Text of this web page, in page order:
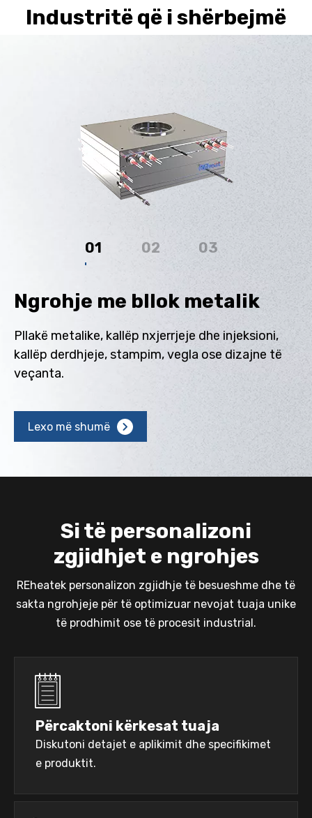
Industritë që i shërbejmë
Ngrohje me bllok metalik
Pllakë metalike, kallëp nxjerrjeje dhe injeksioni,
kallëp derdhjeje, stampim, vegla ose dizajne të
veçanta.
Lexo më shumë
01 02 03
Si të personalizoni
zgjidhjet e ngrohjes
REheatek personalizon zgjidhje të besueshme dhe të
sakta ngrohjeje për të optimizuar nevojat tuaja unike
të prodhimit ose të procesit industrial.
Përcaktoni kërkesat tuaja
Diskutoni detajet e aplikimit dhe specifikimet
e produktit.